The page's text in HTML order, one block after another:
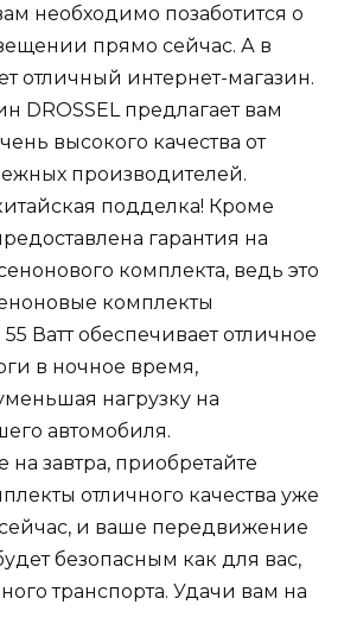
необходимо позаботится о
прямо сейчас. А в
отличный интернет-магазин.
DROSSEL предлагает вам
высокого качества от
производителей.
подделка! Кроме
гарантия на
комплекта, ведь это
комплекты
Ватт обеспечивает отличное
в ночное время,
нагрузку на
автомобиля.
на завтра, приобретайте
отличного качества уже
и ваше передвижение
безопасным как для вас,
транспорта. Удачи вам на